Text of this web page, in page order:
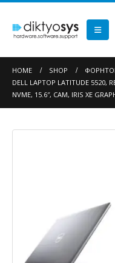
HOME SHOP
DELL LAPTOP LATITUDE 5520,
NVME, 15.6″, CAM, IRIS XE